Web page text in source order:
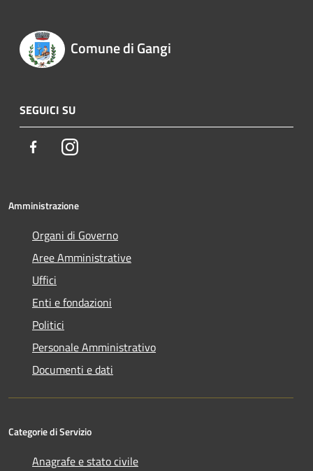
Comune di Gangi
SEGUICI SU
FacebookInstagram
Amministrazione
Organi di Governo
Aree Amministrative
Uffici
Enti e fondazioni
Politici
Personale Amministrativo
Documenti e dati
Categorie di Servizio
Anagrafe e stato civile